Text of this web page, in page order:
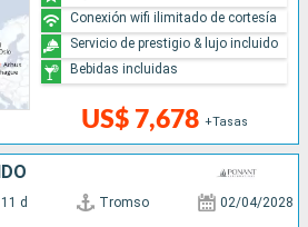
US$ 7,678 +Tasas
Conexión wifi ilimitado de cortesía
Servicio de prestigio & lujo incluido
Bebidas incluidas
11 d Tromso 02/04/2028